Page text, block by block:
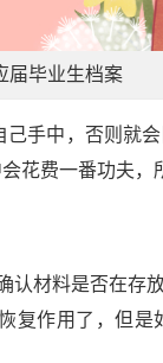
届毕业生档案
手中，否则就
花费一番功夫
认材料是否在存
复作用了，但